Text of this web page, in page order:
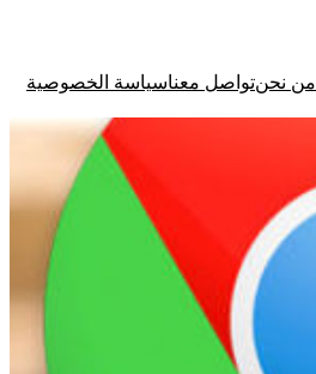
من نحنتواصل معناسياسة الخصوصية